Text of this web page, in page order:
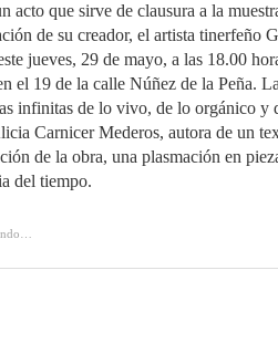
acto que sirve de clausura a la
de su creador, el artista tinerfeño
jueves, 29 de mayo, a las 18.00
el 19 de la calle Núñez de la Peña.
infinitas de lo vivo, de lo orgánico y
Carnicer Mederos, autora de un
de la obra, una plasmación en
del tiempo.